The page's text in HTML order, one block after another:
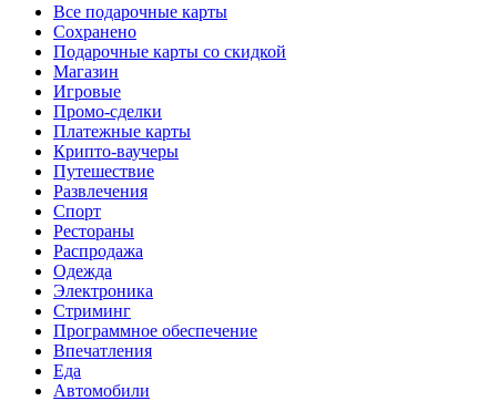
Все подарочные карты
Сохранено
Подарочные карты со скидкой
Магазин
Игровые
Промо-сделки
Платежные карты
Крипто-ваучеры
Путешествие
Развлечения
Спорт
Рестораны
Распродажа
Одежда
Электроника
Стриминг
Программное обеспечение
Впечатления
Еда
Автомобили